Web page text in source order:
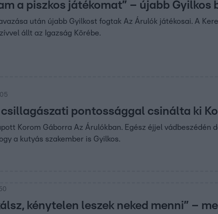
a piszkos játékomat” – újabb Gyilkos
után újabb Gyilkost fogtak Az Árulók játékosai. A
állt az Igazság Körébe.
pontossággal csinálta ki
Korom Gáborra Az Árulókban. Egész éjjel vádbeszédén
a kutyás szakember is Gyilkos.
kénytelen leszek neked menni” –